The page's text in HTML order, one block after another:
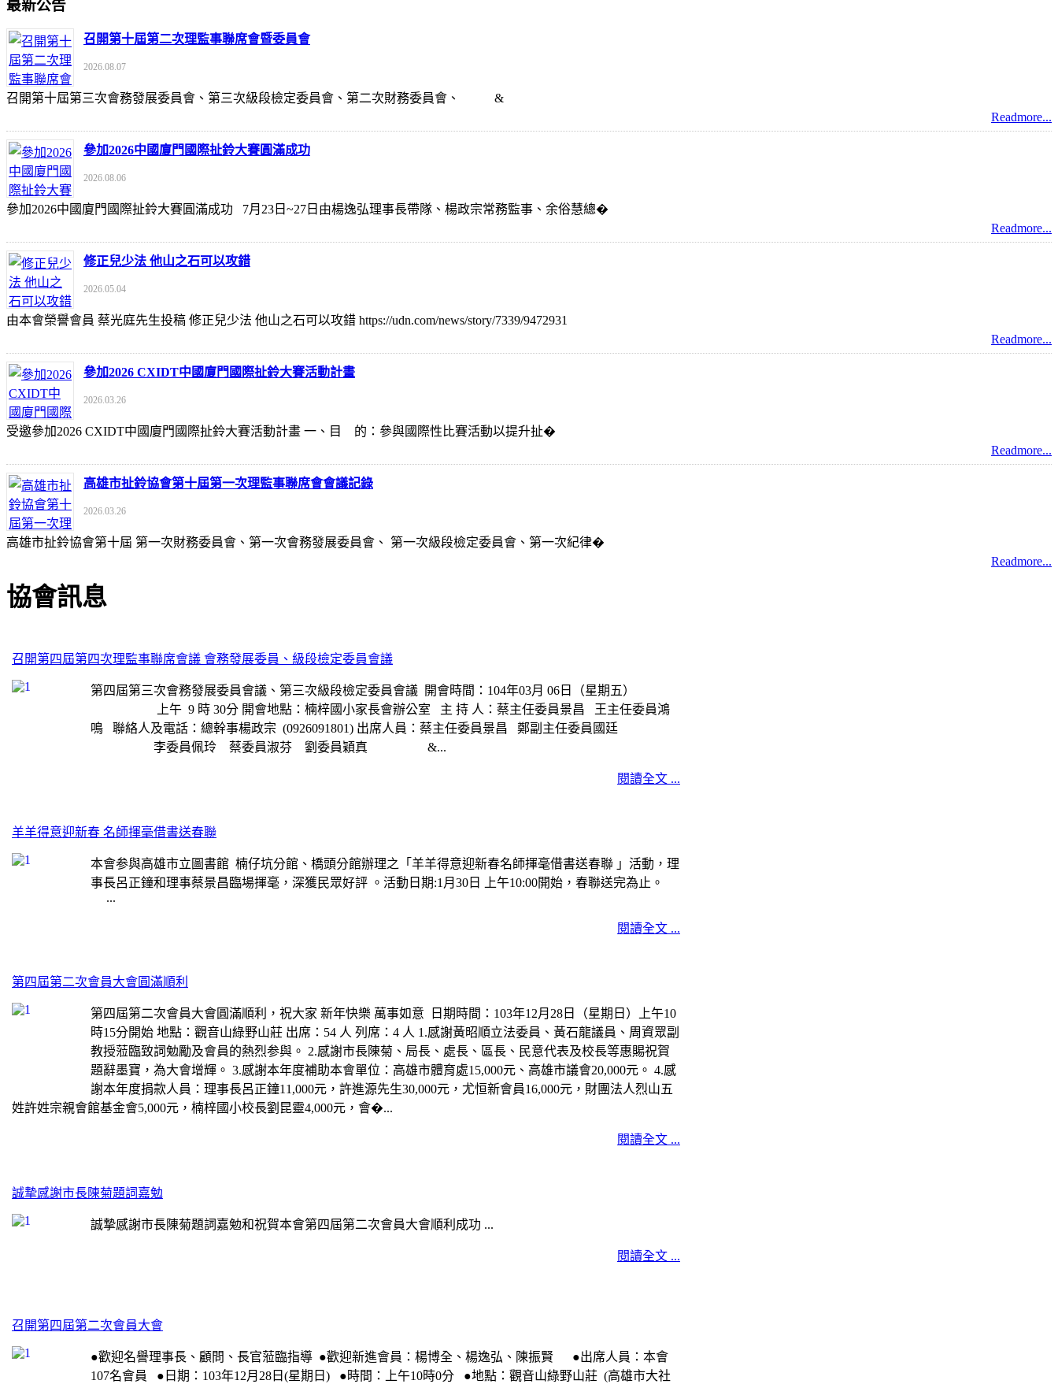
最新公告
召開第十屆第二次理監事聯席會暨委員會
2026.08.07
召開第十屆第三次會務發展委員會、第三次級段檢定委員會、第二次財務委員會、 &
Readmore...
參加2026中國廈門國際扯鈴大賽圓滿成功
2026.08.06
參加2026中國廈門國際扯鈴大賽圓滿成功 7月23日~27日由楊逸弘理事長帶隊、楊政宗常務監事、余俗慧總�
Readmore...
修正兒少法 他山之石可以攻錯
2026.05.04
由本會榮譽會員 蔡光庭先生投稿 修正兒少法 他山之石可以攻錯 https://udn.com/news/story/7339/9472931
Readmore...
參加2026 CXIDT中國廈門國際扯鈴大賽活動計畫
2026.03.26
受邀參加2026 CXIDT中國廈門國際扯鈴大賽活動計畫 一、目 的：參與國際性比賽活動以提升扯�
Readmore...
高雄市扯鈴協會第十屆第一次理監事聯席會會議記錄
2026.03.26
高雄市扯鈴協會第十屆 第一次財務委員會、第一次會務發展委員會、 第一次級段檢定委員會、第一次紀律�
Readmore...
協會訊息
召開第四屆第四次理監事聯席會議 會務發展委員、級段檢定委員會議
第四屆第三次會務發展委員會議、第三次級段檢定委員會議 開會時間：104年03月 06日（星期五）
上午 9 時 30分 開會地點：楠梓國小家長會辦公室 主 持 人：蔡主任委員景昌 王主任委員鴻
鳴 聯絡人及電話：總幹事楊政宗 (0926091801) 出席人員：蔡主任委員景昌 鄭副主任委員國廷
李委員佩玲 蔡委員淑芬 劉委員穎真 &...
閱讀全文 ...
羊羊得意迎新春 名師揮毫借書送春聯
本會参與高雄市立圖書館 楠仔坑分館、橋頭分館辦理之「羊羊得意迎新春名師揮毫借書送春聯 」活動，理
事長呂正鐘和理事蔡景昌臨場揮毫，深獲民眾好評 。活動日期:1月30日 上午10:00開始，春聯送完為止。
...
閱讀全文 ...
第四屆第二次會員大會圓滿順利
第四屆第二次會員大會圓滿順利，祝大家 新年快樂 萬事如意 日期時間：103年12月28日（星期日）上午10
時15分開始 地點：觀音山綠野山莊 出席：54 人 列席：4 人 1.感謝黃昭順立法委員、黃石龍議員、周資眾副
教授蒞臨致詞勉勵及會員的熱烈参與。 2.感謝市長陳菊、局長、處長、區長、民意代表及校長等惠賜祝賀
題辭墨寶，為大會增輝。 3.感謝本年度補助本會單位：高雄市體育處15,000元、高雄市議會20,000元。 4.感
謝本年度捐款人員：理事長呂正鐘11,000元，許進源先生30,000元，尤恒新會員16,000元，財團法人烈山五
姓許姓宗親會館基金會5,000元，楠梓國小校長劉昆靈4,000元，會�...
閱讀全文 ...
誠摯感謝市長陳菊題詞嘉勉
誠摯感謝市長陳菊題詞嘉勉和祝賀本會第四屆第二次會員大會順利成功 ...
閱讀全文 ...
召開第四屆第二次會員大會
●歡迎名譽理事長、顧問、長官蒞臨指導 ●歡迎新進會員：楊博全、楊逸弘、陳振賢 ●出席人員：本會
107名會員 ●日期：103年12月28日(星期日) ●時間：上午10時0分 ●地點：觀音山綠野山莊 (高雄市大社